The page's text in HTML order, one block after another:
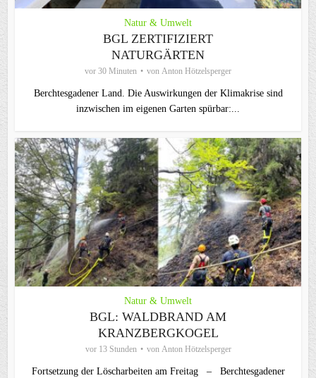
Natur & Umwelt
BGL ZERTIFIZIERT
NATURGÄRTEN
vor 30 Minuten von Anton Hötzelsperger
Berchtesgadener Land. Die Auswirkungen der Klimakrise sind
inzwischen im eigenen Garten spürbar:...
Natur & Umwelt
BGL: WALDBRAND AM
KRANZBERGKOGEL
vor 13 Stunden von Anton Hötzelsperger
Fortsetzung der Löscharbeiten am Freitag – Berchtesgadener